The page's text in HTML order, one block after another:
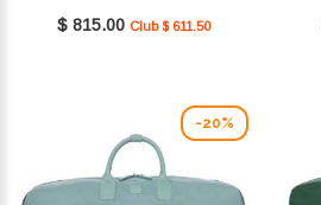
$ 815.00 Club $ 611.50
-20%